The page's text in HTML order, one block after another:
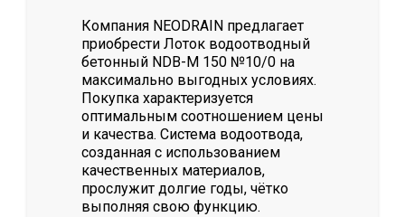
Компания NEODRAIN предлагает
приобрести Лоток водоотводный
бетонный NDB-M 150 №10/0 на
максимально выгодных условиях.
Покупка характеризуется
оптимальным соотношением цены
и качества. Система водоотвода,
созданная с использованием
качественных материалов,
прослужит долгие годы, чётко
выполняя свою функцию.